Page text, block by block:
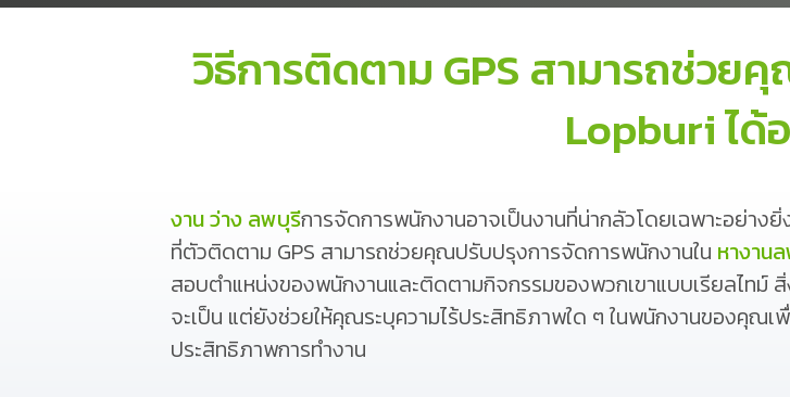
วิธีการติดตาม GPS สามารถช่ว
Lopburi ได้
งาน ว่าง ลพบุรีการจัดการพนักงานอาจเป็นงานที่น่ากลัวโดยเฉพาะอย่า
ที่ตัวติดตาม GPS สามารถช่วยคุณปรับปรุงการจัดการพนักงานใน หางาน
สอบตำแหน่งของพนักงานและติดตามกิจกรรมของพวกเขาแบบเรียลไทม์
จะเป็น แต่ยังช่วยให้คุณระบุความไร้ประสิทธิภาพใด ๆ ในพนักงานของคุณ
ประสิทธิภาพการทำงาน